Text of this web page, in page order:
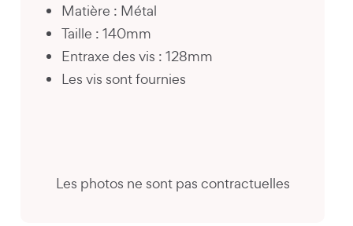
Matière : Métal
Taille : 140mm
Entraxe des vis : 128mm
Les vis sont fournies
Les photos ne sont pas contractuelles